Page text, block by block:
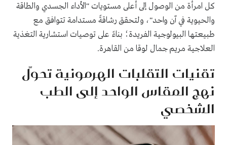
كل امرأة من الوصول إلى أعلى مستويات "الأداء الجسدي والطاقة
والحيوية في آن واحد"، ولتحقق رشاقةً مستدامة تتوافق مع
طبيعتها البيولوجية الفريدة؛ بناءً على توصيات استشارية التغذية
العلاجية مريم جمال لوقا من القاهرة.
تقنيات التقلبات الهرمونية تحوّل
نهج المقاس الواحد إلى الطب
الشخصي